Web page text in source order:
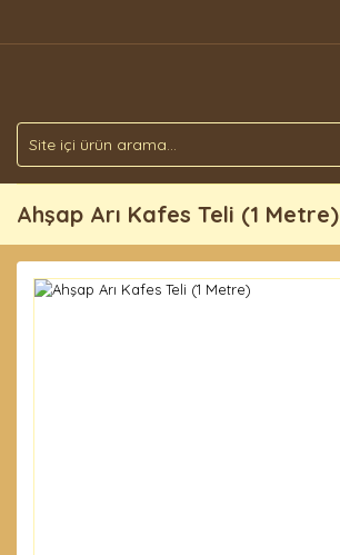
Ahşap Arı Kafes Teli (1 Metre)